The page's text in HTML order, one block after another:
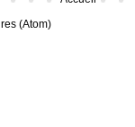
(Atom)